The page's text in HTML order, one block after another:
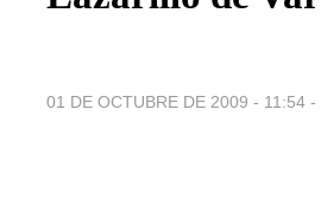
01 DE OCTUBRE DE 2009 - 11:54 -